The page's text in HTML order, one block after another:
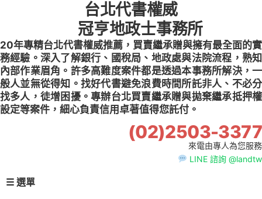
台北代書權威
冠亨地政士事務所
20年專精台北代書權威推薦，買賣繼承贈與擁有最全面的實
務經驗。深入了解銀行、國稅局、地政處與法院流程，熟知
內部作業眉角。許多高難度案件都是透過本事務所解決，一
般人並無從得知。找好代書避免浪費時間所託非人、不必分
找多人，徒增困擾。專辦台北買賣繼承贈與拋棄繼承抵押權
設定等案件，細心負責信用卓著值得您託付。
(02)2503-3377
來電由專人為您服務
LINE 諮詢 @landtw
☰ 選單